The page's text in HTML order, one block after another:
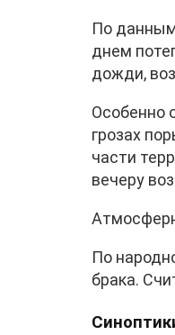
По данным
днем
дожди,
Особенно
грозах
части
вечеру
По
брака.